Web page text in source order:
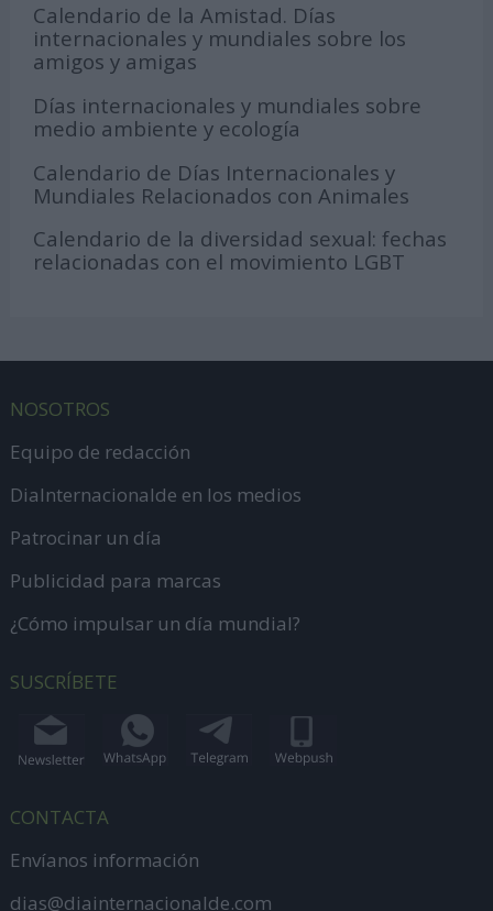
Calendario de la Amistad. Días
internacionales y mundiales sobre los
amigos y amigas
Días internacionales y mundiales sobre
medio ambiente y ecología
Calendario de Días Internacionales y
Mundiales Relacionados con Animales
Calendario de la diversidad sexual: fechas
relacionadas con el movimiento LGBT
NOSOTROS
Equipo de redacción
DiaInternacionalde en los medios
Patrocinar un día
Publicidad para marcas
¿Cómo impulsar un día mundial?
SUSCRÍBETE
CONTACTA
Envíanos información
dias@diainternacionalde.com